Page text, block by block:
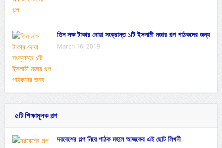
তিন লক্ষ টাকার দোয়া সংক্রান্ত ১টি ইসলামী মজার গল্প পাঠকদের জন্য
March 16, 2019
৫টি শিক্ষামূলক গল্প
দরবেশের গল্প নিয়ে পাঠক মহলে আজকের এই ছোট লিখনী